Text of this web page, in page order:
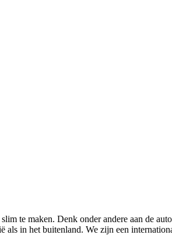
te maken. Denk onder andere aan de
in het buitenland. We zijn een